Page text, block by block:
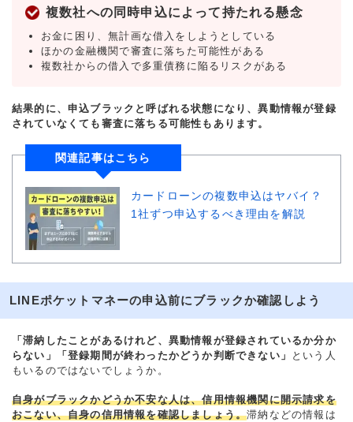
複数社への同時申込によって持たれる懸念
お金に困り、無計画な借入をしようとしている
ほかの金融機関で審査に落ちた可能性がある
複数社からの借入で多重債務に陥るリスクがある
結果的に、申込ブラックと呼ばれる状態になり、異動情報が登録
されていなくても審査に落ちる可能性もあります。
関連記事はこちら
カードローンの複数申込はヤバイ？
1社ずつ申込するべき理由を解説
LINEポケットマネーの申込前にブラックか確認しよう
「滞納したことがあるけれど、異動情報が登録されているか分か
らない」「登録期間が終わったかどうか判断できない」
という人
もいるのではないでしょうか。
自身がブラックかどうか不安な人は、信用情報機関に開示請求を
おこない、自身の信用情報を確認しましょう。滞納などの情報は